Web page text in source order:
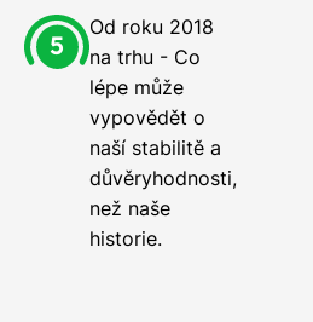
Od roku 2018
na trhu - Co
lépe může
vypovědět o
naší stabilitě a
důvěryhodnosti,
než naše
historie.